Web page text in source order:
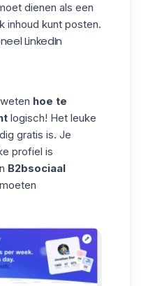
dienen als een
inhoud kunt posten.
LinkedIn
hoe te
logisch! Het leuke
gratis is. Je
profiel is
B2bsociaal